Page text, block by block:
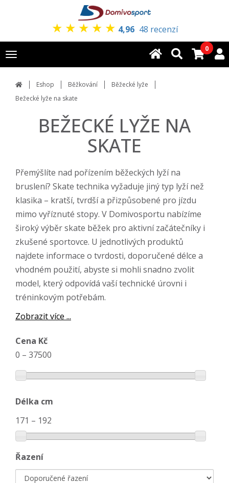
★ ★ ★ ★ ★ 4,96 48 recenzí
Toggle
navigation
0
Eshop Běžkování
Běžecké lyže
Bežecké lyže na skate
BEŽECKÉ LYŽE NA
SKATE
Přemýšlíte nad pořízením běžeckých lyží na
bruslení? Skate technika vyžaduje jiný typ lyží než
klasika – kratší, tvrdší a přizpůsobené pro jízdu
mimo vyříznuté stopy. V Domivosportu nabízíme
široký výběr skate běžek pro aktivní začátečníky i
zkušené sportovce. U jednotlivých produktů
najdete informace o tvrdosti, doporučené délce a
vhodném použití, abyste si mohli snadno zvolit
model, který odpovídá vaší technické úrovni i
tréninkovým potřebám.
Zobrazit více ...
Cena Kč
0 – 37500
Délka cm
171 – 192
Řazení